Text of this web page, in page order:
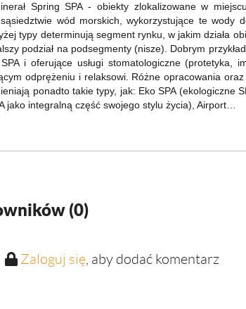
Spring SPA - obiekty zlokalizowane w
wód morskich, wykorzystujące te wody
typy determinują segment rynku, w jakim działa
podział na podsegmenty (nisze). Dobrym
i oferujące usługi stomatologiczne (protetyka,
odprężeniu i relaksowi. Różne opracowania
ponadto takie typy, jak: Eko SPA (ekologiczne
jako integralną część swojego stylu życia), Airport…
(0)
Zaloguj się, aby dodać komentarz